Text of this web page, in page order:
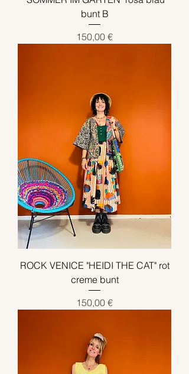
bunt B
Preis
150,00 €
ROCK VENICE "HEIDI THE CAT" rot
creme bunt
Preis
150,00 €